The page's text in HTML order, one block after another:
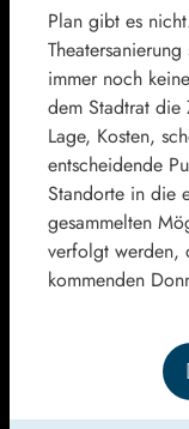
Plan gibt es
immer noch
dem Stadtrat
Lage, Kosten,
entscheidende
Standorte in die
gesammelten
verfolgt werden,
kommenden